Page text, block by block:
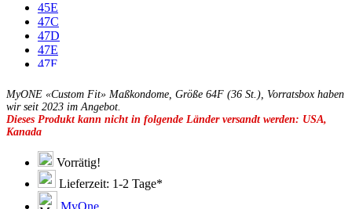
45E
47C
47D
47E
47F
49D
49E
49F
49G
51C
51D
51E
51F
51G
MyONE «Custom Fit» Maßkondome, Größe 64F (36 St.), Vorratsbox haben
wir seit 2023 im Angebot.
Dieses Produkt kann nicht in folgende Länder versandt werden: USA,
Kanada
Vorrätig!
Lieferzeit: 1-2 Tage*